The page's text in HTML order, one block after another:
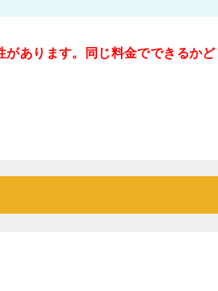
あります。同じ料金でできるかど